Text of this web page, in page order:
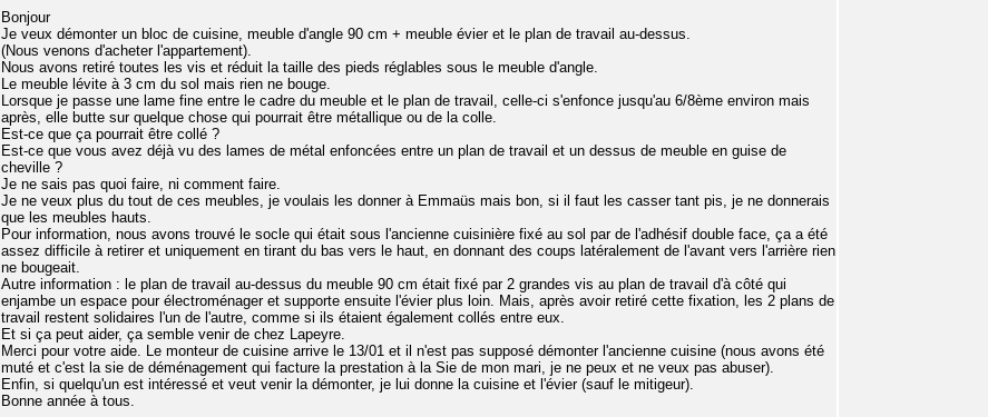
Bonjour
Je veux démonter un bloc de cuisine, meuble d'angle 90 cm + meuble évier et le plan de travail au-dessus.
(Nous venons d'acheter l'appartement).
Nous avons retiré toutes les vis et réduit la taille des pieds réglables sous le meuble d'angle.
Le meuble lévite à 3 cm du sol mais rien ne bouge.
Lorsque je passe une lame fine entre le cadre du meuble et le plan de travail, celle-ci s'enfonce jusqu'au 6/8ème environ mais
après, elle butte sur quelque chose qui pourrait être métallique ou de la colle.
Est-ce que ça pourrait être collé ?
Est-ce que vous avez déjà vu des lames de métal enfoncées entre un plan de travail et un dessus de meuble en guise de
cheville ?
Je ne sais pas quoi faire, ni comment faire.
Je ne veux plus du tout de ces meubles, je voulais les donner à Emmaüs mais bon, si il faut les casser tant pis, je ne donnerais
que les meubles hauts.
Pour information, nous avons trouvé le socle qui était sous l'ancienne cuisinière fixé au sol par de l'adhésif double face, ça a été
assez difficile à retirer et uniquement en tirant du bas vers le haut, en donnant des coups latéralement de l'avant vers l'arrière rien
ne bougeait.
Autre information : le plan de travail au-dessus du meuble 90 cm était fixé par 2 grandes vis au plan de travail d'à côté qui
enjambe un espace pour électroménager et supporte ensuite l'évier plus loin. Mais, après avoir retiré cette fixation, les 2 plans de
travail restent solidaires l'un de l'autre, comme si ils étaient également collés entre eux.
Et si ça peut aider, ça semble venir de chez Lapeyre.
Merci pour votre aide. Le monteur de cuisine arrive le 13/01 et il n'est pas supposé démonter l'ancienne cuisine (nous avons été
muté et c'est la sie de déménagement qui facture la prestation à la Sie de mon mari, je ne peux et ne veux pas abuser).
Enfin, si quelqu'un est intéressé et veut venir la démonter, je lui donne la cuisine et l'évier (sauf le mitigeur).
Bonne année à tous.